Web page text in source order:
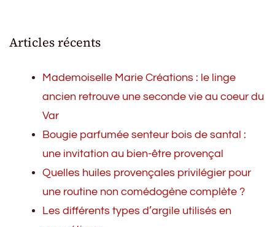
Articles récents
Mademoiselle Marie Créations : le linge
ancien retrouve une seconde vie au coeur du
Var
Bougie parfumée senteur bois de santal :
une invitation au bien-être provençal
Quelles huiles provençales privilégier pour
une routine non comédogène complète ?
Les différents types d’argile utilisés en